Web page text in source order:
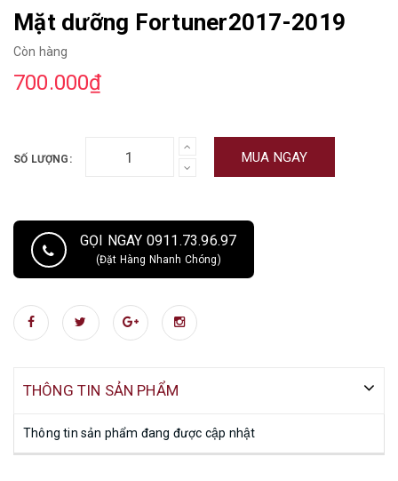
Mặt dưỡng Fortuner2017-2019
Còn hàng
700.000₫
SỐ LƯỢNG: MUA NGAY
GỌI NGAY 0911.73.96.97
(Đặt Hàng Nhanh Chóng)
THÔNG TIN SẢN PHẨM
Thông tin sản phẩm đang được cập nhật